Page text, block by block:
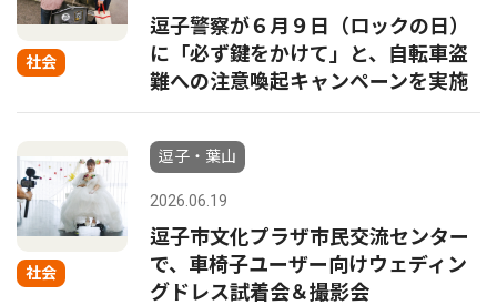
社会
逗子警察が６月９日（ロックの日）
に「必ず鍵をかけて」と、自転車盗
難への注意喚起キャンペーンを実施
社会
逗子・葉山
2026.06.19
逗子市文化プラザ市民交流センター
で、車椅子ユーザー向けウェディン
グドレス試着会＆撮影会